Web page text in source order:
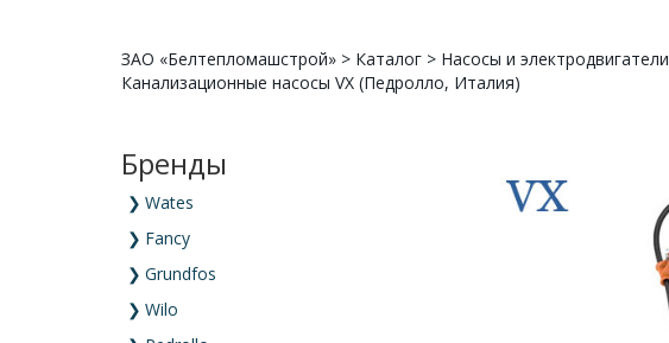
ЗАО «Белтепломашстрой» > Каталог > Насосы и электродвигатели
Канализационные насосы VX (Педролло, Италия)
Бренды
❯ Wates
❯ Fancy
❯ Grundfos
❯ Wilo